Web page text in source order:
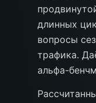
длинных
вопросы
трафика.
альфа-